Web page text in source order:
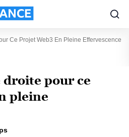
Ce Projet Web3 En Pleine Effervescence
pour ce
pleine